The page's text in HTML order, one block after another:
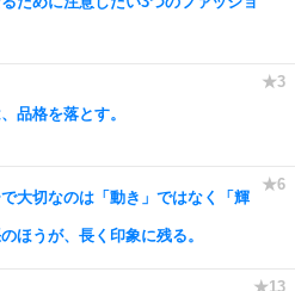
品格を落とす。
大切なのは「動き」ではなく「輝
ほうが、長く印象に残る。